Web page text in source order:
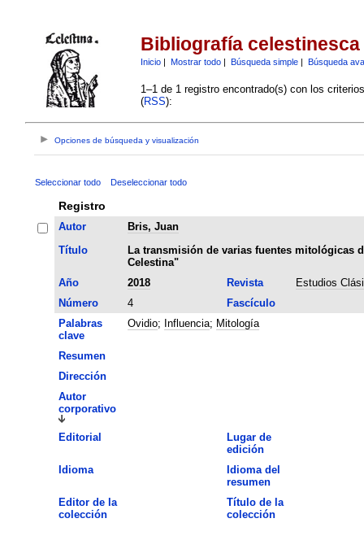
Bibliografía celestinesca
Inicio| Mostrar todo| Búsqueda simple| Búsqueda
1–1 de 1 registro encontrado(s) con los
(RSS):
Opciones de búsqueda y visualización
Seleccionar todo Deseleccionar todo
Registro
Autor
Bris, Juan
Título
La transmisión de varias fuentes mitológicas
Celestina"
Año
2018 Revista
Estudios
Número
4
Fascículo
Palabras
clave
Ovidio; Influencia; Mitología
Resumen
Dirección
Autor
corporativo
Editorial
Lugar de
edición
Idioma
Idioma del
resumen
Editor de la
colección
Título de la
colección